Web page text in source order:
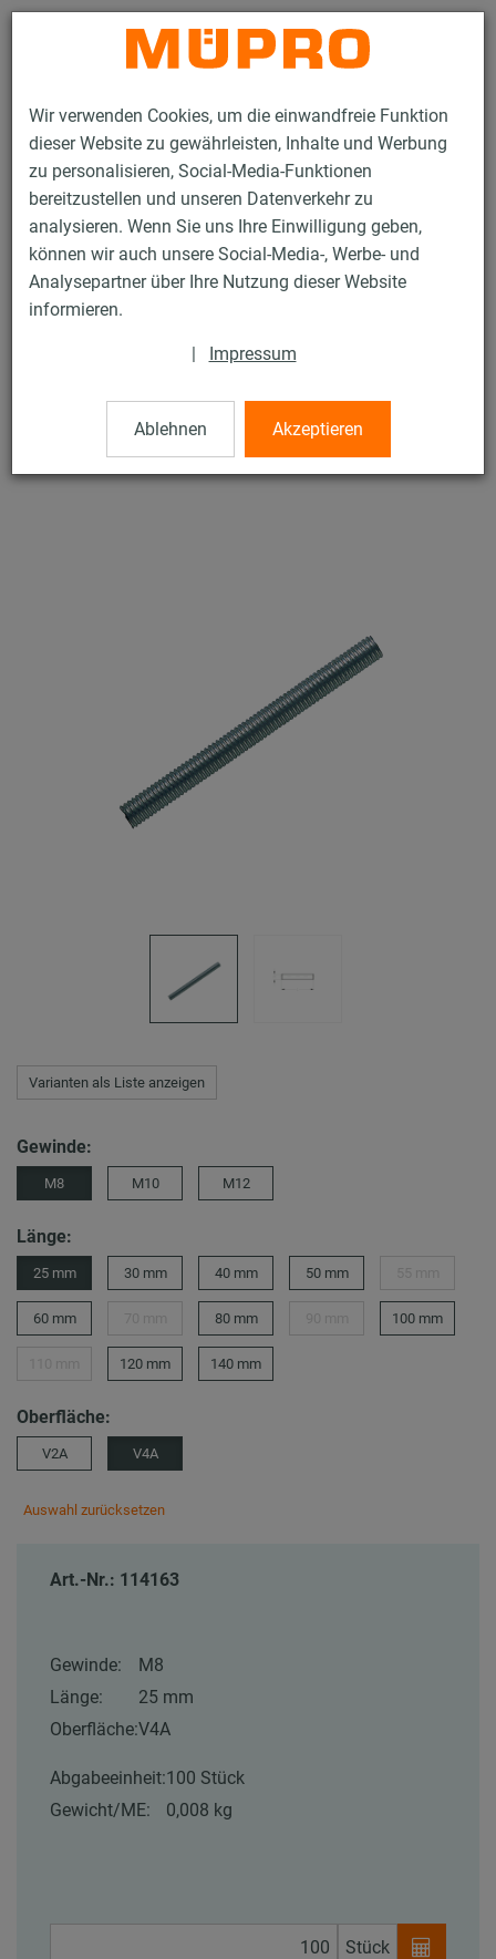
Wir verwenden Cookies, um die einwandfreie Funktion
dieser Website zu gewährleisten, Inhalte und Werbung
zu personalisieren, Social-Media-Funktionen
bereitzustellen und unseren Datenverkehr zu
analysieren. Wenn Sie uns Ihre Einwilligung geben,
können wir auch unsere Social-Media-, Werbe- und
Analysepartner über Ihre Nutzung dieser Website
informieren.
| Impressum
Ablehnen Akzeptieren
Kontakt
Produkte Befestigungstechnik
Edelstahlprodukte
Edelstahl-Montageteile
Gewindestifte
Gewindestifte
V4A Gewindestift, M8 x 25 mm
Varianten als Liste anzeigen
Gewinde:
M8 M10 M12
Länge:
25 mm 30 mm 40 mm 50 mm
60 mm 80 mm 100 mm
120 mm 140 mm
Oberfläche:
V2A V4A
Auswahl zurücksetzen
Art.-Nr.: 114163
Gewinde:
M8
Länge:
25 mm
Oberfläche:V4A
Abgabeeinheit:100 Stück
Gewicht/ME:
0,008 kg
Stück